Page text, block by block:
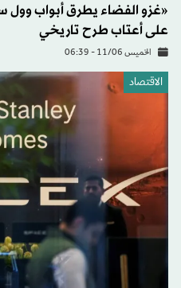
«غزو الفضاء يطرق أبواب
على أعتاب طرح تاريخي
الخميس 11/06 - 06:39
الاقتصاد